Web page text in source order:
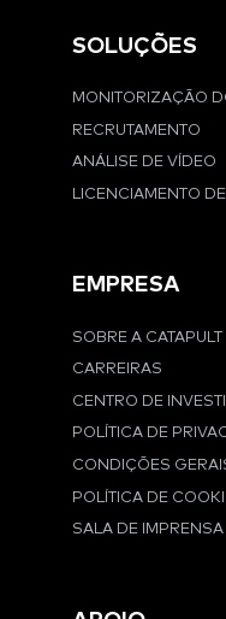
SOLUÇÕES
MONITORIZAÇÃO
RECRUTAMENTO
ANÁLISE DE VÍDEO
LICENCIAMENTO
EMPRESA
SOBRE A CATAPULT
CARREIRAS
CENTRO DE
POLÍTICA DE
CONDIÇÕES
POLÍTICA DE
SALA DE IMPRENSA